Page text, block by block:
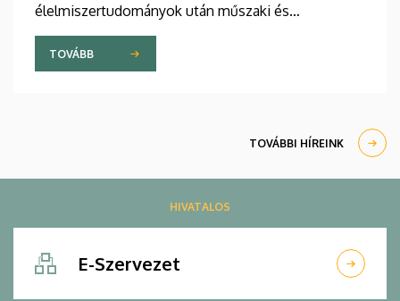
élelmiszertudományok után műszaki és
gazdaságtudományi területeken is szorosabbra fűzi
viszonyát a két intézmény. A mások mellett
oktató- és hallgatócseréről, közös konferenciákról
TOVÁBB
TOVÁBBI HÍREINK
HIVATALOS
E-Szervezet